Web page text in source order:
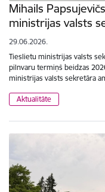
Mihails
ministrijas valsts
29.06.2026.
Tieslietu ministrijas valsts
pilnvaru termiņš beidzas
ministrijas valsts sekretāra
Aktualitāte